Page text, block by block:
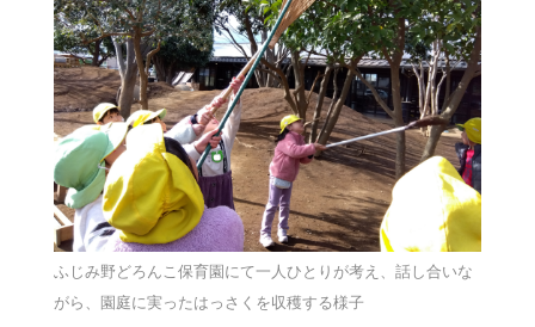
ふじみ野どろんこ保育園にて一人ひとりが考え、話し合いな
がら、園庭に実ったはっさくを収穫する様子